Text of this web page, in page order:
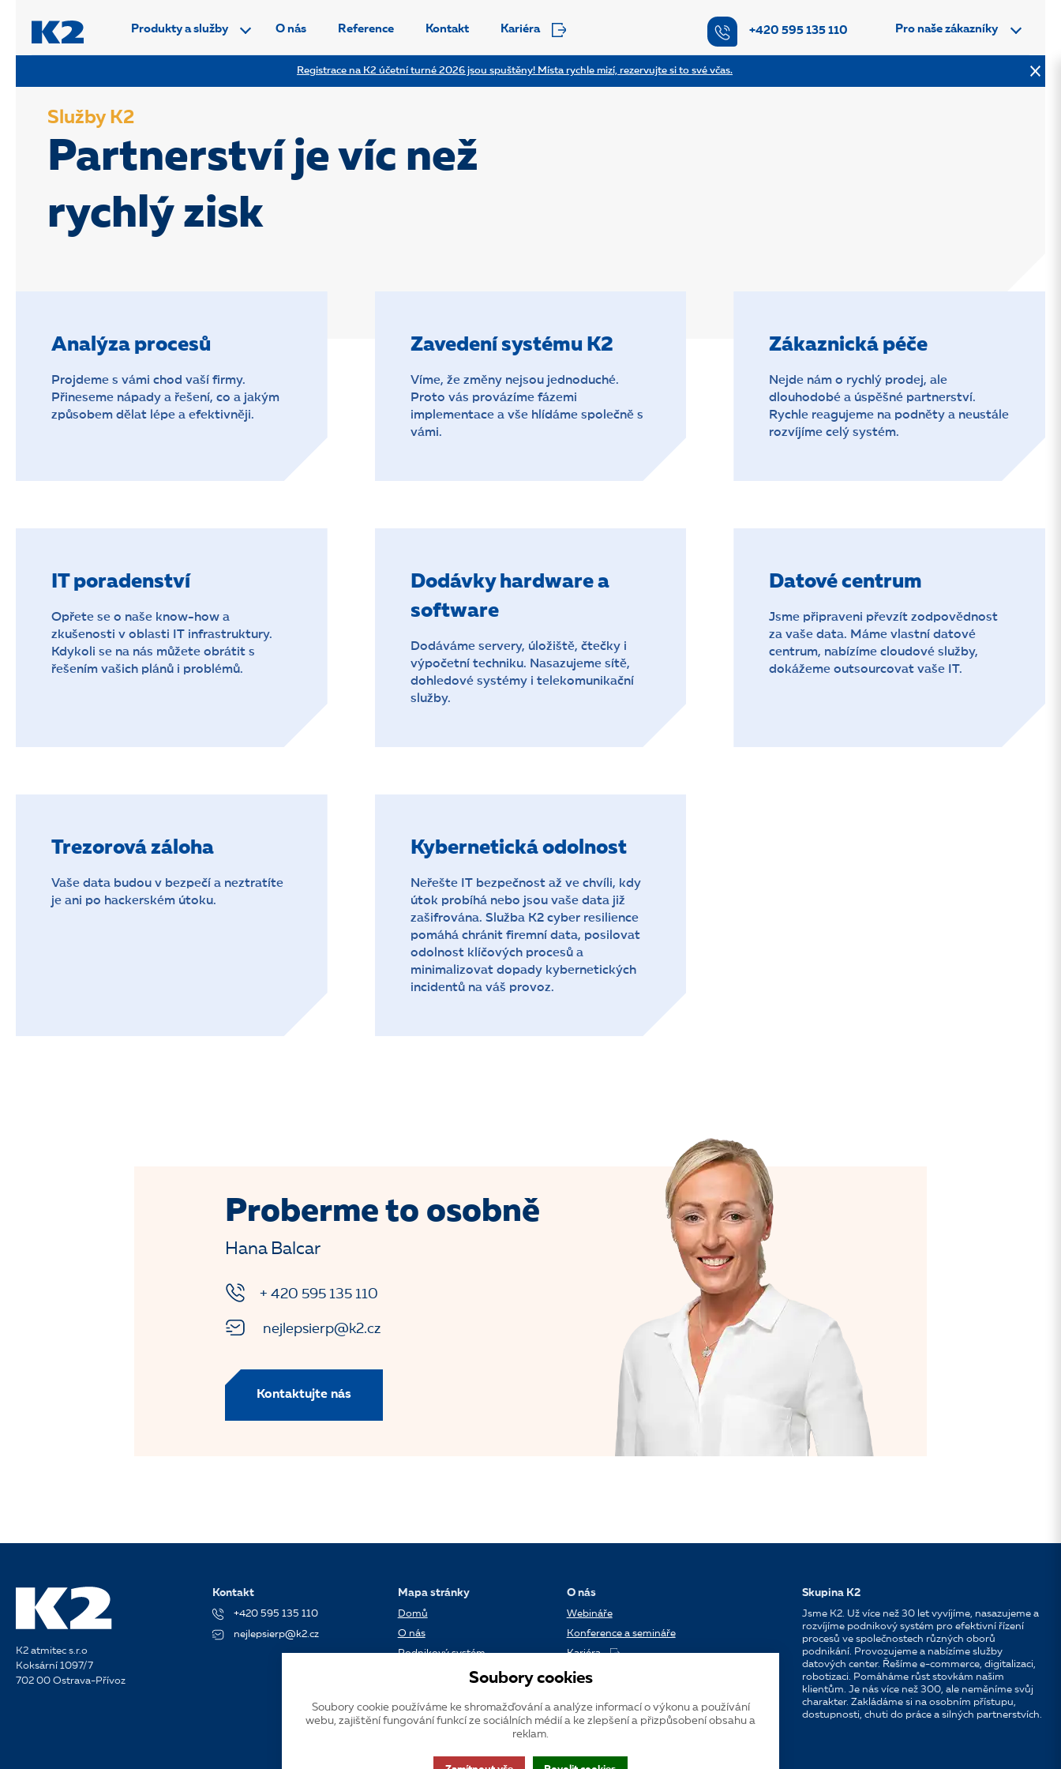
Registrace na K2 účetní turné 2026 jsou spuštěny! Místa rychle mizí, rezervujte si to své včas.
Produkty a služby O nás Reference Kontakt Kariéra +420 595 135 110 Pro naše zákazníky
Služby K2
Partnerství je víc než
rychlý zisk
Analýza procesů
Projdeme s vámi chod vaší firmy.
Přineseme nápady a řešení, co a jakým
způsobem dělat lépe a efektivněji.
Zavedení systému K2
Víme, že změny nejsou jednoduché.
Proto vás provázíme fázemi
implementace a vše hlídáme společně s
vámi.
Zákaznická péče
Nejde nám o rychlý prodej, ale
dlouhodobé a úspěšné partnerství.
Rychle reagujeme na podněty a neustále
rozvíjíme celý systém.
IT poradenství
Opřete se o naše know-how a
zkušenosti v oblasti IT infrastruktury.
Kdykoli se na nás můžete obrátit s
řešením vašich plánů i problémů.
Dodávky hardware a
software
Dodáváme servery, úložiště, čtečky i
výpočetní techniku. Nasazujeme sítě,
dohledové systémy i telekomunikační
služby.
Datové centrum
Jsme připraveni převzít zodpovědnost
za vaše data. Máme vlastní datové
centrum, nabízíme cloudové služby,
dokážeme outsourcovat vaše IT.
Trezorová záloha
Vaše data budou v bezpečí a neztratíte
je ani po hackerském útoku.
Kybernetická odolnost
Neřešte IT bezpečnost až ve chvíli, kdy
útok probíhá nebo jsou vaše data již
zašifrována. Služba K2 cyber resilience
pomáhá chránit firemní data, posilovat
odolnost klíčových procesů a
minimalizovat dopady kybernetických
incidentů na váš provoz.
Proberme to osobně
Hana Balcar
+ 420 595 135 110
nejlepsierp@k2.cz
Kontaktujte nás
K2 atmitec s.r.o
Koksární 1097/7
702 00 Ostrava-Přívoz
Kontakt
+420 595 135 110
nejlepsierp@k2.cz
Mapa stránky
Domů
O nás
Podnikový systém
Verze systému K2
O nás
Webináře
Konference a semináře
Kariéra
Kontakt
Skupina K2
Jsme K2. Už více než 30 let vyvíjíme, nasazujeme a
rozvíjíme podnikový systém pro efektivní řízení
procesů ve společnostech různých oborů
podnikání. Provozujeme a nabízíme služby
datových center. Řešíme e-commerce, digitalizaci,
robotizaci. Pomáháme růst stovkám našim
klientům. Je nás více než 300, ale neměníme svůj
charakter. Zakládáme si na osobním přístupu,
dostupnosti, chuti do práce a silných partnerstvích.
Soubory cookies
Soubory cookie používáme ke shromažďování a analýze informací o výkonu a používání
webu, zajištění fungování funkcí ze sociálních médií a ke zlepšení a přizpůsobení obsahu a
reklam.